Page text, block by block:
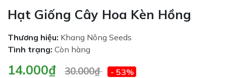
Hạt Giống Cây Hoa Kèn Hồng
Thương hiệu: Khang Nông Seeds
Tình trạng: Còn hàng
14.000₫ 30.000₫ - 53%